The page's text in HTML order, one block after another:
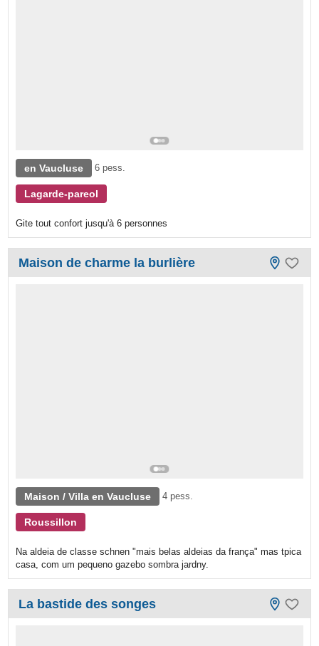
en Vaucluse 6 pess.
Lagarde-pareol
Gite tout confort jusqu'à 6 personnes
Maison de charme la burlière
Maison / Villa en Vaucluse 4 pess.
Roussillon
Na aldeia de classe schnen "mais belas aldeias da frança" mas tpica
casa, com um pequeno gazebo sombra jardny.
La bastide des songes